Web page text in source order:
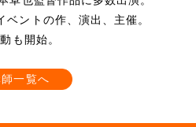
ントの作、演出、主催。
も開始。
一覧へ